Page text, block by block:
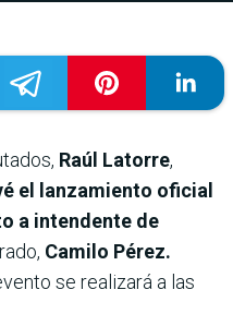
Raúl Latorre,
el lanzamiento oficial
a intendente de
Camilo Pérez.
se realizará a las